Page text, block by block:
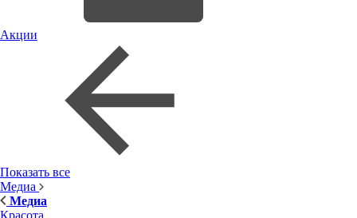
Акции
Показать все
Медиа
Медиа
Красота